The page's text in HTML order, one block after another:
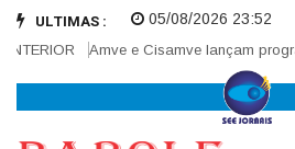
ULTIMAS :
Amve e Cisamve lançam
05/08/2026 23:52